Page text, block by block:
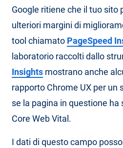
Google ritiene che il tuo sito
ulteriori margini di
tool chiamato PageSpeed
laboratorio raccolti dallo
Insights mostrano anche
rapporto Chrome UX per un
se la pagina in questione ha
Core Web Vital.
I dati di questo campo